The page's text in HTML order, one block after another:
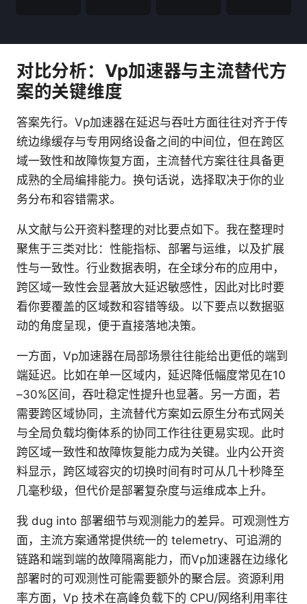
对比分析：Vp加速器与主流替代方
案的关键维度
答案先行。Vp加速器在延迟与吞吐方面往往对齐于传
统边缘缓存与专用网络设备之间的中间位，但在跨区
域一致性和故障恢复方面，主流替代方案往往具备更
成熟的全局编排能力。换句话说，选择取决于你的业
务分布和容错需求。
从文献与公开资料整理的对比要点如下。我在整理时
聚焦于三类对比：性能指标、部署与运维，以及扩展
性与一致性。行业数据表明，在全球分布的应用中，
跨区域一致性会显著放大延迟敏感性，因此对比时要
看你要覆盖的区域数和容错等级。以下要点以数据驱
动的角度呈现，便于直接落地决策。
一方面，Vp加速器在局部场景往往能给出更低的端到
端延迟。比如在单一区域内，延迟降低幅度常见在10
–30%区间，吞吐稳定性提升也显著。另一方面，若
需要跨区域协同，主流替代方案如云原生分布式网关
与全局负载均衡体系的协同工作往往更易实现。此时
跨区域一致性和故障恢复能力成为关键。业内公开资
料显示，跨区域容灾的切换时间有时可从几十秒降至
几毫秒级，但代价是部署复杂度与运维成本上升。
我 dug into 部署细节与观测能力的差异。可观测性方
面，主流方案通常提供统一的 telemetry、可追溯的
链路和端到端的故障隔离能力，而Vp加速器在边缘化
部署时的可观测性可能需要额外的聚合层。资源利用
率方面，Vp 技术在高峰负载下的 CPU/网络利用率往